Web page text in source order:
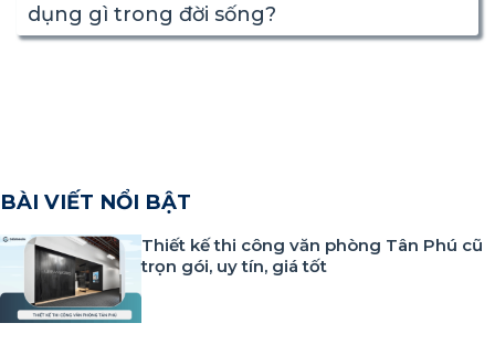
dụng gì trong đời sống?
BÀI VIẾT NỔI BẬT
Thiết kế thi công văn phòng Tân Phú cũ
trọn gói, uy tín, giá tốt